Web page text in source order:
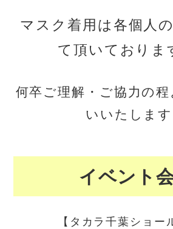
マスク着用は各個人
て頂いておりま
何卒ご理解・ご協力の
いいたします
イベント
【タカラ千葉ショー